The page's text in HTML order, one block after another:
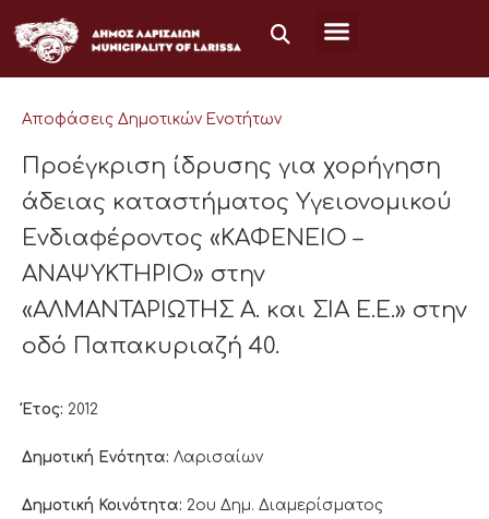
στο
περιεχόμενο
Αποφάσεις Δημοτικών Ενοτήτων
Προέγκριση ίδρυσης για χορήγηση
άδειας καταστήματος Υγειονομικού
Ενδιαφέροντος «ΚΑΦΕΝΕΙΟ –
ΑΝΑΨΥΚΤΗΡΙΟ» στην
«ΑΛΜΑΝΤΑΡΙΩΤΗΣ Α. και ΣΙΑ Ε.Ε.» στην
οδό Παπακυριαζή 40.
Έτος: 2012
Δημοτική Ενότητα: Λαρισαίων
Δημοτική Κοινότητα: 2ου Δημ. Διαμερίσματος